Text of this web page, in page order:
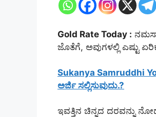
Gold Rate Today :
ಜೊತೆಗೆ, ಅವುಗಳಲ್ಲಿ ಎಷ್ಟು
Sukanya Samruddhi
ಅರ್ಜಿ ಸಲ್ಲಿಸುವುದು.?
ಇವತ್ತಿನ ಚಿನ್ನದ ದರವನ್ನು